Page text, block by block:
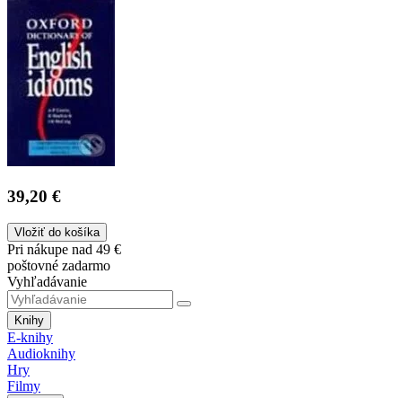
39,20 €
Vložiť do košíka
Pri nákupe nad 49 €
poštovné zadarmo
Vyhľadávanie
Knihy
E-knihy
Audioknihy
Hry
Filmy